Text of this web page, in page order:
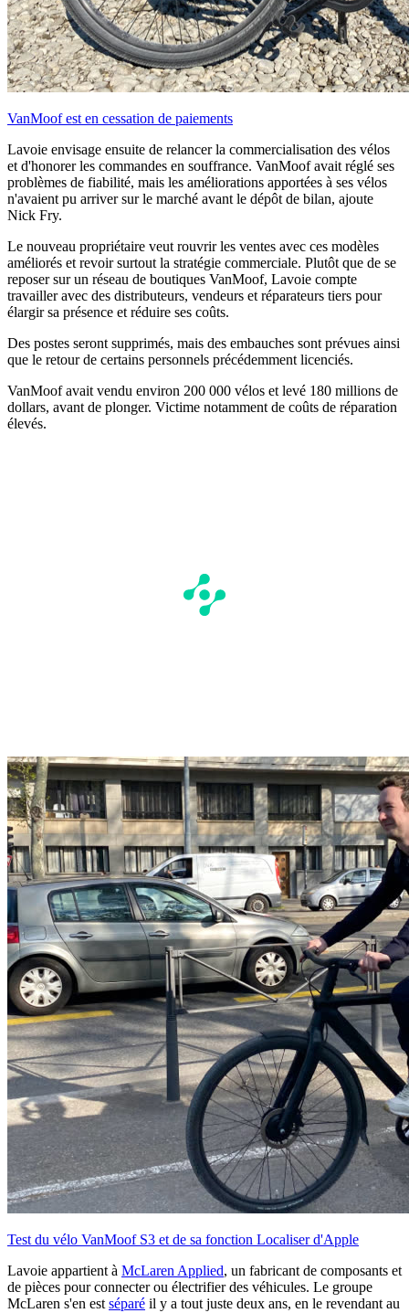
VanMoof est en cessation de paiements
Lavoie envisage ensuite de relancer la commercialisation des vélos
et d'honorer les commandes en souffrance. VanMoof avait réglé ses
problèmes de fiabilité, mais les améliorations apportées à ses vélos
n'avaient pu arriver sur le marché avant le dépôt de bilan, ajoute
Nick Fry.
Le nouveau propriétaire veut rouvrir les ventes avec ces modèles
améliorés et revoir surtout la stratégie commerciale. Plutôt que de se
reposer sur un réseau de boutiques VanMoof, Lavoie compte
travailler avec des distributeurs, vendeurs et réparateurs tiers pour
élargir sa présence et réduire ses coûts.
Des postes seront supprimés, mais des embauches sont prévues ainsi
que le retour de certains personnels précédemment licenciés.
VanMoof avait vendu environ 200 000 vélos et levé 180 millions de
dollars, avant de plonger. Victime notamment de coûts de réparation
élevés.
Test du vélo VanMoof S3 et de sa fonction Localiser d'Apple
Lavoie appartient à McLaren Applied, un fabricant de composants et
de pièces pour connecter ou électrifier des véhicules. Le groupe
McLaren s'en est séparé il y a tout juste deux ans, en le revendant au